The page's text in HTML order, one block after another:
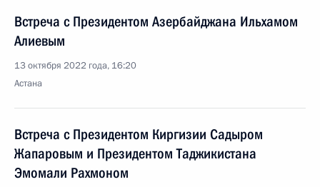
Встреча с Президентом Азербайджана Ильхамом
Алиевым
13 октября 2022 года, 16:20
Астана
Встреча с Президентом Киргизии Садыром
Жапаровым и Президентом Таджикистана
Эмомали Рахмоном